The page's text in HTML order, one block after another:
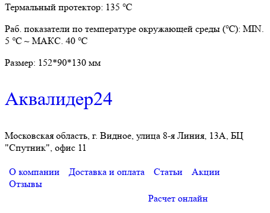
Термальный протектор: 135 ℃
Раб. показатели по температуре окружающей среды (℃): MIN.
5 ℃ ~ МАКС. 40 ℃
Размер: 152*90*130 мм
Аквалидер24
Московская область, г. Видное, улица 8-я Линия, 13А, БЦ
"Спутник", офис 11
О компании Доставка и оплата Статьи
Акции
Отзывы
Расчет онлайн